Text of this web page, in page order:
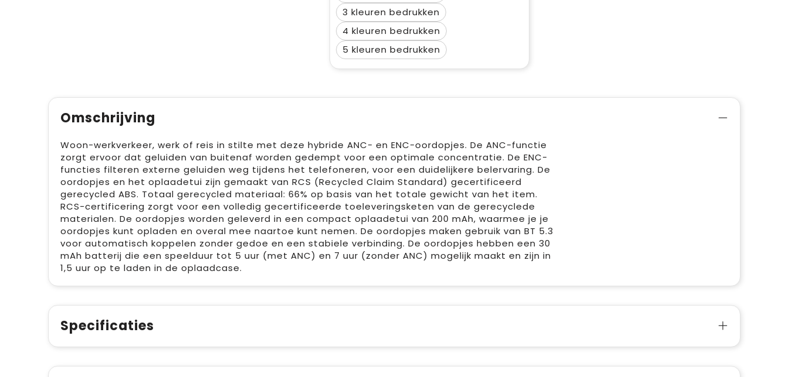
3
4
5
Omschrijving
Woon-werkverkeer, werk of reis in stilte met deze hybride ANC- en ENC-oordopjes. De ANC-functie
zorgt ervoor dat geluiden van buitenaf worden gedempt voor een optimale concentratie. De ENC-
functies filteren externe geluiden weg tijdens het telefoneren, voor een duidelijkere belervaring. De
oordopjes en het oplaadetui zijn gemaakt van RCS (Recycled Claim Standard) gecertificeerd
gerecycled ABS. Totaal gerecycled materiaal: 66% op basis van het totale gewicht van het item.
RCS-certificering zorgt voor een volledig gecertificeerde toeleveringsketen van de gerecyclede
materialen. De oordopjes worden geleverd in een compact oplaadetui van 200 mAh, waarmee je je
oordopjes kunt opladen en overal mee naartoe kunt nemen. De oordopjes maken gebruik van BT 5.3
voor automatisch koppelen zonder gedoe en een stabiele verbinding. De oordopjes hebben een 30
mAh batterij die een speelduur tot 5 uur (met ANC) en 7 uur (zonder ANC) mogelijk maakt en zijn in
1,5 uur op te laden in de oplaadcase.
Specificaties